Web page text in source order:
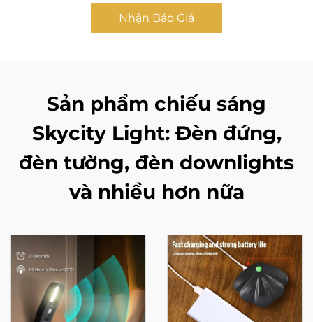
Nhận Báo Giá
Sản phẩm chiếu sáng
Skycity Light: Đèn đứng,
đèn tường, đèn downlights
và nhiều hơn nữa